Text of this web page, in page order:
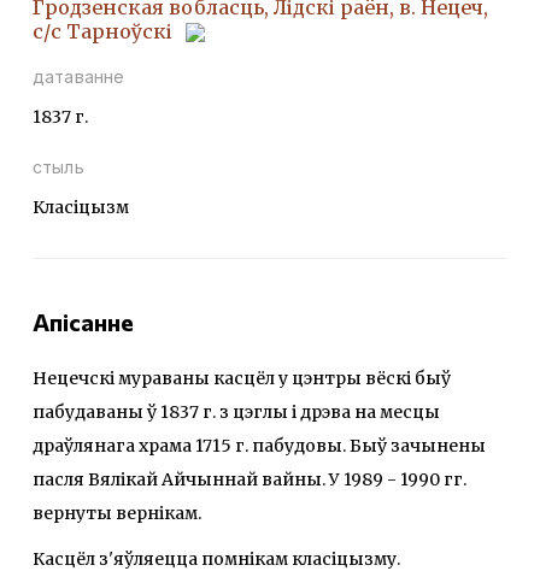
Гродзенская вобласць, Лідскі раён, в. Нецеч,
с/с Тарноўскі
датаванне
1837 г.
стыль
Класіцызм
Апісанне
Нецечскі мураваны касцёл у цэнтры вёскі быў
пабудаваны ў 1837 г. з цэглы і дрэва на месцы
драўлянага храма 1715 г. пабудовы. Быў зачынены
пасля Вялікай Айчыннай вайны. У 1989 - 1990 гг.
вернуты вернікам.
Касцёл з'яўляецца помнікам класіцызму.